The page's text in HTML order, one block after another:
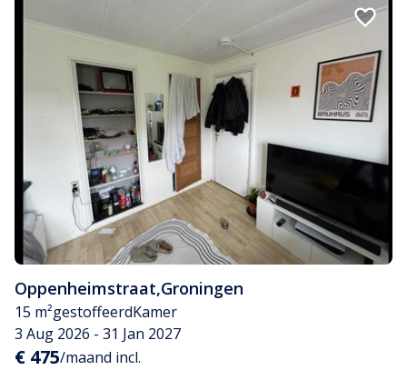
Oppenheimstraat,Groningen
15 m²gestoffeerdKamer
3 Aug 2026 - 31 Jan 2027
€ 475/maand incl.